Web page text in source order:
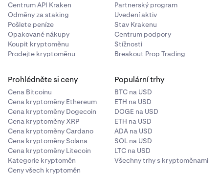
Centrum API Kraken
Odměny za staking
Pošlete peníze
Opakované nákupy
Koupit kryptoměnu
Prodejte kryptoměnu
Partnerský program
Uvedení aktiv
Stav Krakenu
Centrum podpory
Stížnosti
Breakout Prop Trading
Prohlédněte si ceny
Cena Bitcoinu
Cena kryptoměny Ethereum
Cena kryptoměny Dogecoin
Cena kryptoměny XRP
Cena kryptoměny Cardano
Cena kryptoměny Solana
Cena kryptoměny Litecoin
Kategorie kryptoměn
Ceny všech kryptoměn
Populární trhy
BTC na USD
ETH na USD
DOGE na USD
ETH na USD
ADA na USD
SOL na USD
LTC na USD
Všechny trhy s kryptoměnami